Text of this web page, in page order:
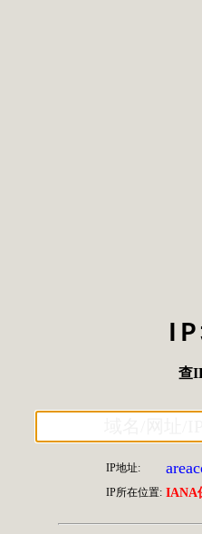
查
IP地址:
IP所在位置: IANA